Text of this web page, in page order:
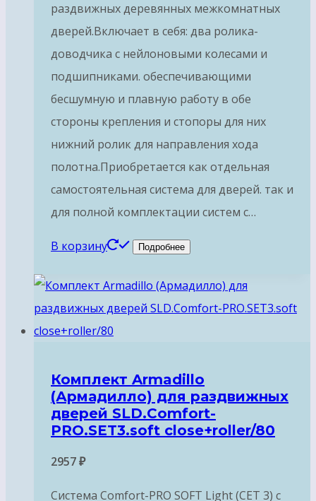
раздвижных деревянных межкомнатных
дверей.Включает в себя: два ролика-
доводчика с нейлоновыми колесами и
подшипниками. обеспечивающими
бесшумную и плавную работу в обе
стороны крепления и стопоры для них
нижний ролик для направления хода
полотна.Приобретается как отдельная
самостоятельная система для дверей. так и
для полной комплектации систем с…
В корзину Подробнее
Комплект Armadillo
(Армадилло) для раздвижных
дверей SLD.Comfort-
PRO.SET3.soft close+roller/80
2957₽
Система Comfort-PRO SOFT Light (СЕТ 3) с